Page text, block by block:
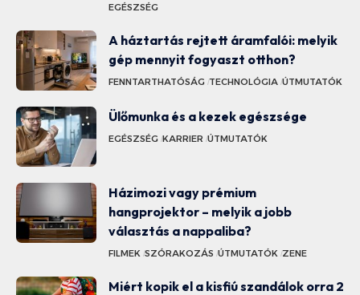
EGÉSZSÉG
A háztartás rejtett áramfalói: melyik
gép mennyit fogyaszt otthon?
FENNTARTHATÓSÁG TECHNOLÓGIA ÚTMUTATÓK
Ülőmunka és a kezek egészsége
EGÉSZSÉG KARRIER ÚTMUTATÓK
Házimozi vagy prémium
hangprojektor – melyik a jobb
választás a nappaliba?
FILMEK SZÓRAKOZÁS ÚTMUTATÓK ZENE
Miért kopik el a kisfiú szandálok orra 2